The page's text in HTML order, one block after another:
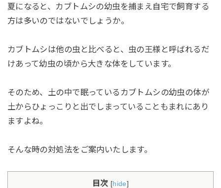
夏になると、カブトムシの幼虫を捕まえ自宅で飼育する
方は多いのではないでしょうか。
カブトムシは他の虫と比べると、虫の王様と呼ばれるだ
けあって幼虫の頃から大きな体をしています。
そのため、土の中で眠っているカブトムシの幼虫の体が
土からひょっこりと出でしまっていることもまれにあり
ますよね。
そんな時の対処法をご案内いたします。
目次 [hide]